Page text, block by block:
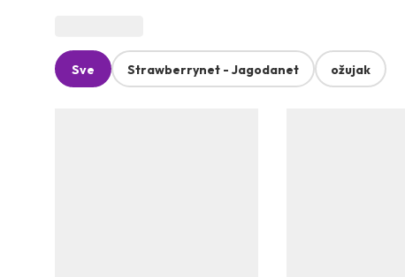
Sve Strawberrynet - Jagodanet ožujak